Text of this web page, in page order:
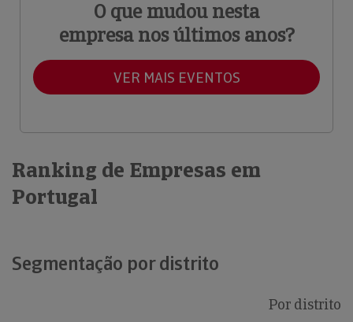
O que mudou nesta
empresa nos últimos anos?
VER MAIS EVENTOS
Ranking de Empresas em
Portugal
Segmentação por distrito
Por distrito